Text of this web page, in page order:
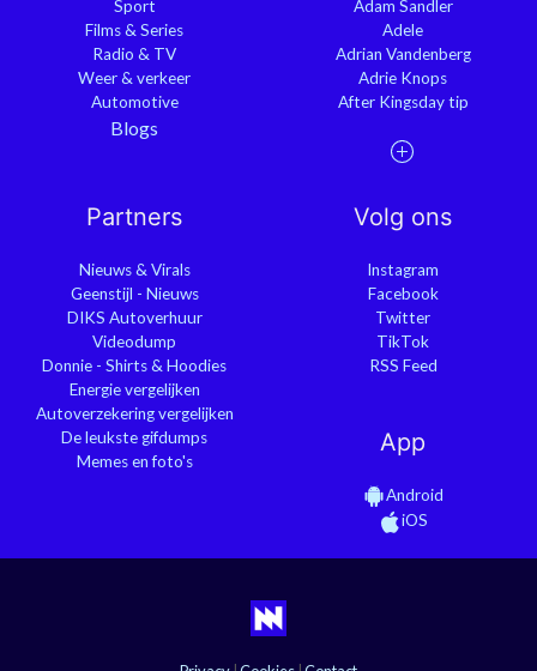
Sport
Films & Series
Radio & TV
Weer & verkeer
Automotive
Blogs
Adam Sandler
Adele
Adrian Vandenberg
Adrie Knops
After Kingsday tip
Partners
Nieuws & Virals
Geenstijl - Nieuws
DIKS Autoverhuur
Videodump
Donnie - Shirts & Hoodies
Energie vergelijken
Autoverzekering vergelijken
De leukste gifdumps
Memes en foto's
Volg ons
Instagram
Facebook
Twitter
TikTok
RSS Feed
App
Android
iOS